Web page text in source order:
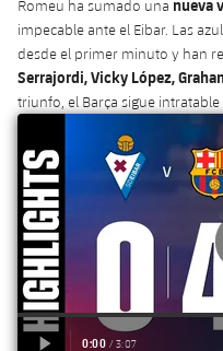
plusicon
más
Spotify Camp Nou
Palau Blaugrana
Estadi Johan Cruyff
SUB13
SUB12
SUB11 A
SUB11 B
SUB10 B
SUB13 B
SUB12 C
SUB11 C
Entradas
Gameday Shows
Resultados
Clasificación
Fotos
Base
Barça Atlètic
Junior
Cadete A
Cadete B
Infantil B
Campus Verano
PLUSICON
MÁS
plusicon
Actualidad
Calendario
Resultados
Barça Atlètic
plusicon
más
Actualidad
Actualidad
PLUSICON
MÁS
Romeu ha sumado una nueva
impecable ante el Eibar. Las
desde el primer minuto y han
Serrajordi, Vicky López,
triunfo, el Barça sigue